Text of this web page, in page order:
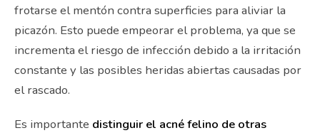
frotarse el mentón contra superficies para aliviar la
picazón. Esto puede empeorar el problema, ya que se
incrementa el riesgo de infección debido a la irritación
constante y las posibles heridas abiertas causadas por
el rascado.
Es importante distinguir el acné felino de otras